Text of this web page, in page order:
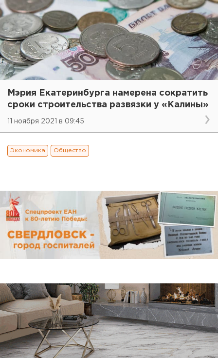
Мэрия Екатеринбурга намерена сократить
сроки строительства развязки у «Калины»
11 ноября 2021 в 09:45
Экономика Общество